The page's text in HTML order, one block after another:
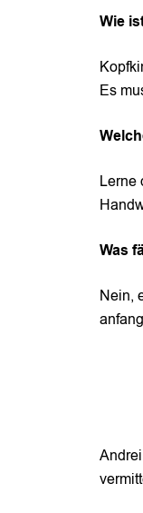
Wie
Es
Lerne
Was
Nein,